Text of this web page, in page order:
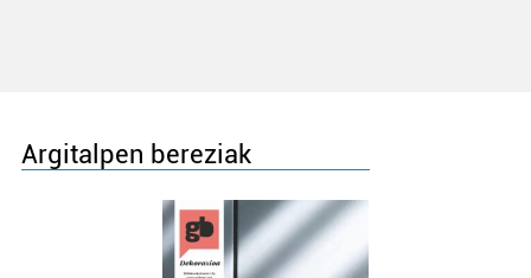
Argitalpen bereziak